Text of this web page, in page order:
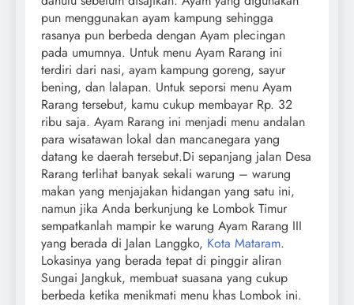
pun menggunakan ayam kampung sehingga
rasanya pun berbeda dengan Ayam plecingan
pada umumnya. Untuk menu Ayam Rarang ini
terdiri dari nasi, ayam kampung goreng, sayur
bening, dan lalapan. Untuk seporsi menu Ayam
Rarang tersebut, kamu cukup membayar Rp. 32
ribu saja. Ayam Rarang ini menjadi menu andalan
para wisatawan lokal dan mancanegara yang
datang ke daerah tersebut.Di sepanjang jalan Desa
Rarang terlihat banyak sekali warung – warung
makan yang menjajakan hidangan yang satu ini,
namun jika Anda berkunjung ke Lombok Timur
sempatkanlah mampir ke warung Ayam Rarang III
yang berada di Jalan Langgko, Kota Mataram.
Lokasinya yang berada tepat di pinggir aliran
Sungai Jangkuk, membuat suasana yang cukup
berbeda ketika menikmati menu khas Lombok ini.